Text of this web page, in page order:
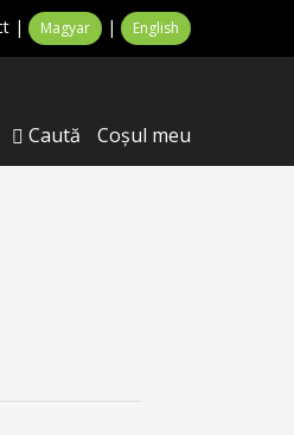
| Magyar | English
Caută Coşul meu